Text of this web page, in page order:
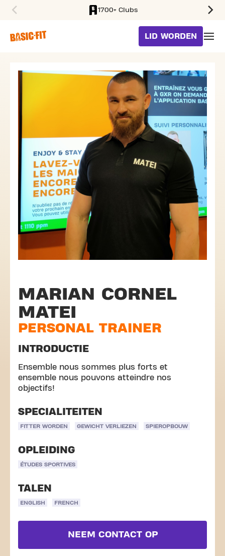
1700+ Clubs
LID WORDEN
MARIAN CORNEL
MATEI
PERSONAL TRAINER
INTRODUCTIE
Ensemble nous sommes plus forts et
ensemble nous pouvons atteindre nos
objectifs!
SPECIALITEITEN
FITTER WORDEN GEWICHT VERLIEZEN SPIEROPBOUW
OPLEIDING
ÉTUDES SPORTIVES
TALEN
ENGLISH FRENCH
NEEM CONTACT OP